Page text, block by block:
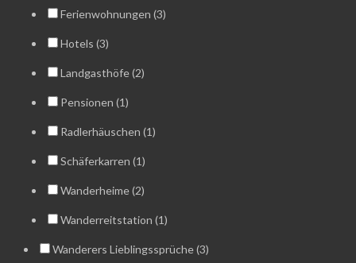
Ferienwohnungen (3)
Hotels (3)
Landgasthöfe (2)
Pensionen (1)
Radlerhäuschen (1)
Schäferkarren (1)
Wanderheime (2)
Wanderreitstation (1)
Wanderers Lieblingssprüche (3)